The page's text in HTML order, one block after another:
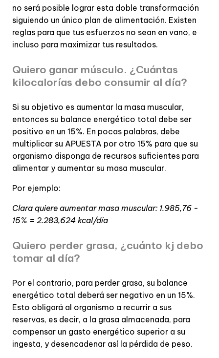
no será posible lograr esta doble transformación
siguiendo un único plan de alimentación. Existen
reglas para que tus esfuerzos no sean en vano, e
incluso para maximizar tus resultados.
Quiero ganar músculo. ¿Cuántas
kilocalorías debo consumir al día?
Si su objetivo es aumentar la masa muscular,
entonces su balance energético total debe ser
positivo en un 15%. En pocas palabras, debe
multiplicar su APUESTA por otro 15% para que su
organismo disponga de recursos suficientes para
alimentar y aumentar su masa muscular.
Por ejemplo:
Clara quiere aumentar masa muscular: 1.985,76 -
15% = 2.283,624 kcal/día
Quiero perder grasa, ¿cuánto kj debo
tomar al día?
Por el contrario, para perder grasa, su balance
energético total deberá ser negativo en un 15%.
Esto obligará al organismo a recurrir a sus
reservas, es decir, a la grasa almacenada, para
compensar un gasto energético superior a su
ingesta, y desencadenar así la pérdida de peso.